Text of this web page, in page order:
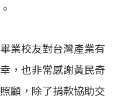
業校友對台灣產業有
，也非常感謝黃民奇
顧，除了捐款協助交